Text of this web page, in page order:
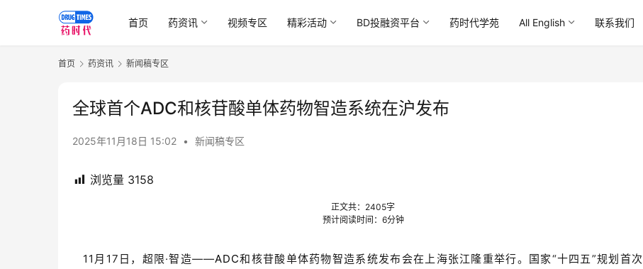
首页 药资讯 视频专区 精彩活动 BD投融资平台 药时代学苑 All English 联系我们
首页 药资讯 新闻稿专区
全球首个ADC和核苷酸单体药物智造系统在沪发布
2025年11月18日 15:02 • 新闻稿专区
浏览量 3158
正文共： 2405字
预计阅读时间： 6分钟
11月17日，超限·智造——ADC和核苷酸单体药物智造系统发布会在上海张江隆重举行。国家“十四五”规划首次